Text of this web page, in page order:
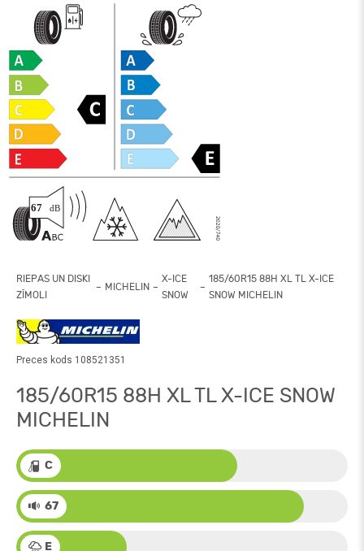
RIEPAS UN DISKI
ZĪMOLI
MICHELIN
X-ICE
SNOW
185/60R15 88H XL TL X-ICE
SNOW MICHELIN
Preces kods 108521351
185/60R15 88H XL TL X-ICE SNOW
MICHELIN
C
67
E